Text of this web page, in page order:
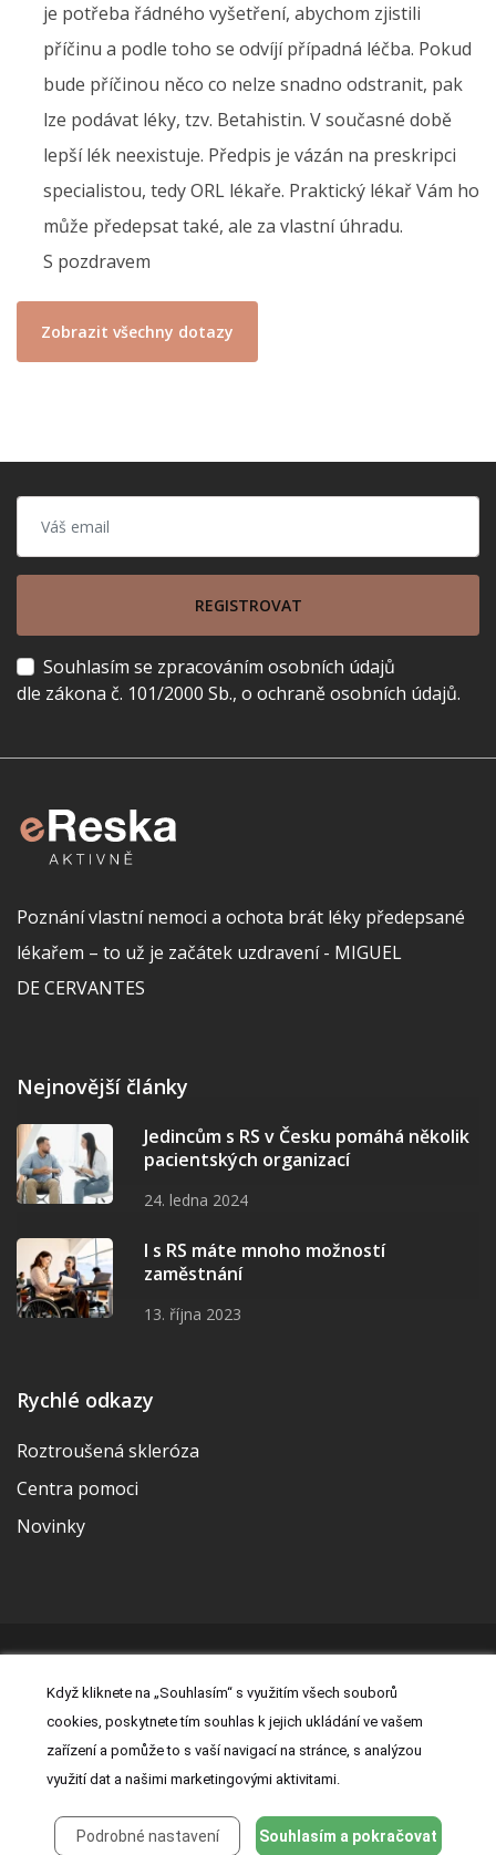
je potřeba řádného vyšetření, abychom zjistili
příčinu a podle toho se odvíjí případná léčba. Pokud
bude příčinou něco co nelze snadno odstranit, pak
lze podávat léky, tzv. Betahistin. V současné době
lepší lék neexistuje. Předpis je vázán na preskripci
specialistou, tedy ORL lékaře. Praktický lékař Vám ho
může předepsat také, ale za vlastní úhradu.
S pozdravem
Zobrazit všechny dotazy
REGISTROVAT
Souhlasím se zpracováním osobních údajů
dle zákona č. 101/2000 Sb., o ochraně osobních údajů.
Poznání vlastní nemoci a ochota brát léky předepsané
lékařem – to už je začátek uzdravení - MIGUEL
DE CERVANTES
Nejnovější články
Jedincům s RS v Česku pomáhá několik
pacientských organizací
24. ledna 2024
I s RS máte mnoho možností
zaměstnání
13. října 2023
Rychlé odkazy
Roztroušená skleróza
Centra pomoci
Novinky
Právní prohlášení|Prohlášení o cookies|Nastavení cookies
Kontakt|Zásady zpracování osobních údajů
Když kliknete na „Souhlasím“ s využitím všech souborů
cookies, poskytnete tím souhlas k jejich ukládání ve vašem
zařízení a pomůže to s vaší navigací na stránce, s analýzou
využití dat a našimi marketingovými aktivitami.
Podrobné nastavení Souhlasím a pokračovat